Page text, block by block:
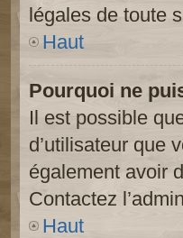
légales de toute
Haut
Pourquoi ne
Il est possible
d’utilisateur que
également avoir
Contactez
Haut